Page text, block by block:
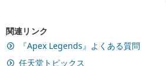
関連リンク
『Apex Legends』よくある質問
任天堂トピックス